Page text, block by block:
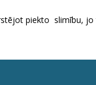
piekto slimību, jo